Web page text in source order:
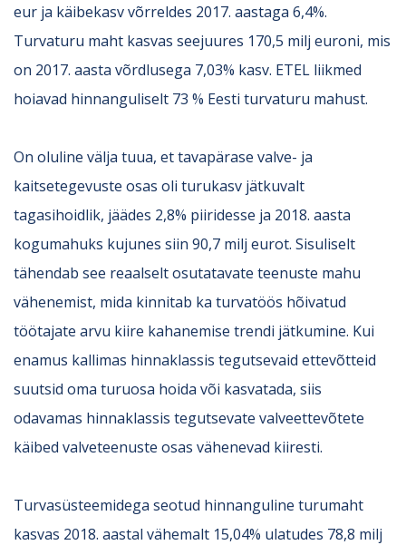
eur ja käibekasv võrreldes 2017. aastaga 6,4%.
Turvaturu maht kasvas seejuures 170,5 milj euroni, mis
on 2017. aasta võrdlusega 7,03% kasv. ETEL liikmed
hoiavad hinnanguliselt 73 % Eesti turvaturu mahust.
On oluline välja tuua, et tavapärase valve- ja
kaitsetegevuste osas oli turukasv jätkuvalt
tagasihoidlik, jäädes 2,8% piiridesse ja 2018. aasta
kogumahuks kujunes siin 90,7 milj eurot. Sisuliselt
tähendab see reaalselt osutatavate teenuste mahu
vähenemist, mida kinnitab ka turvatöös hõivatud
töötajate arvu kiire kahanemise trendi jätkumine. Kui
enamus kallimas hinnaklassis tegutsevaid ettevõtteid
suutsid oma turuosa hoida või kasvatada, siis
odavamas hinnaklassis tegutsevate valveettevõtete
käibed valveteenuste osas vähenevad kiiresti.
Turvasüsteemidega seotud hinnanguline turumaht
kasvas 2018. aastal vähemalt 15,04% ulatudes 78,8 milj